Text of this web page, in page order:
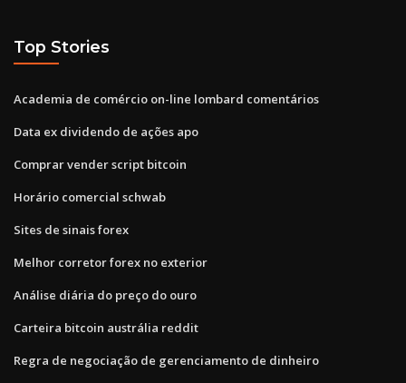
Top Stories
Academia de comércio on-line lombard comentários
Data ex dividendo de ações apo
Comprar vender script bitcoin
Horário comercial schwab
Sites de sinais forex
Melhor corretor forex no exterior
Análise diária do preço do ouro
Carteira bitcoin austrália reddit
Regra de negociação de gerenciamento de dinheiro